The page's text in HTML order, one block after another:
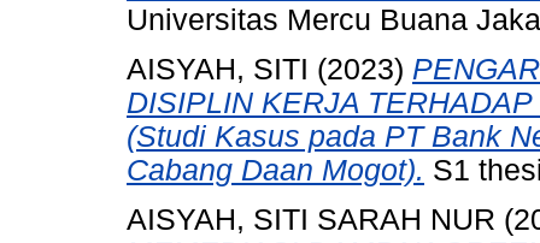
Universitas Mercu Buana
AISYAH, SITI (2023)
DISIPLIN KERJA
(Studi Kasus pada PT Bank
Cabang Daan Mogot). S1
AISYAH, SITI SARAH NUR